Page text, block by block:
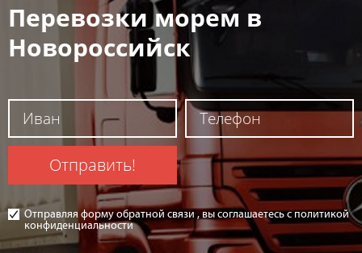
Перевозки морем в
Новороссийск
Отправить!
Отправляя форму обратной связи , вы соглашаетесь с политикой
конфиденциальности